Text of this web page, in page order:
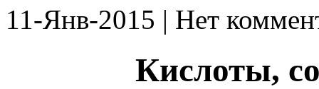
11-Янв-2015 | Нет
Кислоты,